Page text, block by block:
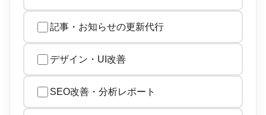
記事・お知らせの更新代行
デザイン・UI改善
SEO改善・分析レポート